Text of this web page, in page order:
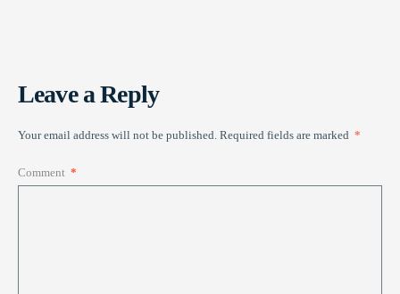
Leave a Reply
Your email address will not be published. Required fields are marked *
Comment *